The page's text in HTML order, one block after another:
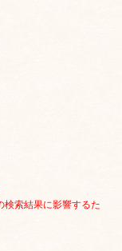
検索結果に影響するた